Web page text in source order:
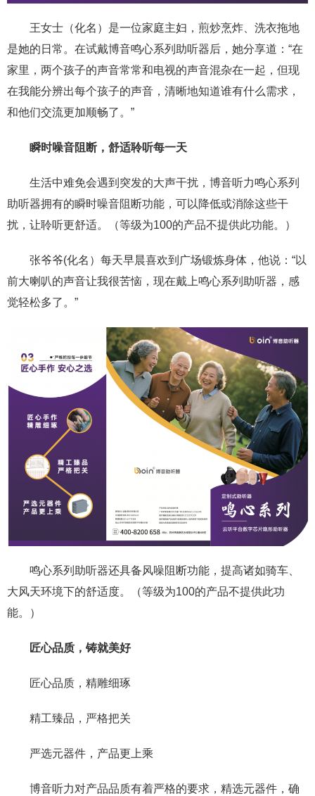
王女士（化名）是一位家庭主妇，煎炒烹炸、洗衣拖地
是她的日常。在试戴博音鸣心系列助听器后，她分享道：“在
家里，两个孩子的声音常常和电视的声音混杂在一起，但现
在我能分辨出每个孩子的声音，清晰地知道谁有什么需求，
和他们交流更加顺畅了。”
瞬时噪音阻断，舒适聆听每一天
生活中难免会遇到突发的大声干扰，博音听力鸣心系列
助听器拥有的瞬时噪音阻断功能，可以降低或消除这些干
扰，让聆听更舒适。（等级为100的产品不提供此功能。）
张爷爷(化名）每天早晨喜欢到广场锻炼身体，他说：“以
前大喇叭的声音让我很苦恼，现在戴上鸣心系列助听器，感
觉轻松多了。”
鸣心系列助听器还具备风噪阻断功能，提高诸如骑车、
大风天环境下的舒适度。（等级为100的产品不提供此功
能。）
匠心品质 ，铸就美好
匠心品质，精雕细琢
精工臻品，严格把关
严选元器件，产品更上乘
博音听力对产品品质有着严格的要求，精选元器件，确